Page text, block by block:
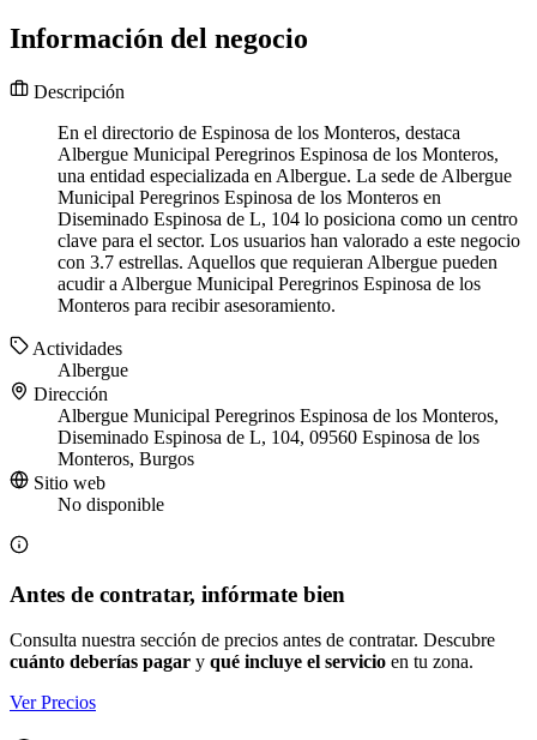
Información del negocio
Descripción
En el directorio de Espinosa de los Monteros, destaca
Albergue Municipal Peregrinos Espinosa de los Monteros,
una entidad especializada en Albergue. La sede de Albergue
Municipal Peregrinos Espinosa de los Monteros en
Diseminado Espinosa de L, 104 lo posiciona como un centro
clave para el sector. Los usuarios han valorado a este negocio
con 3.7 estrellas. Aquellos que requieran Albergue pueden
acudir a Albergue Municipal Peregrinos Espinosa de los
Monteros para recibir asesoramiento.
Actividades
Albergue
Dirección
Albergue Municipal Peregrinos Espinosa de los Monteros,
Diseminado Espinosa de L, 104, 09560 Espinosa de los
Monteros, Burgos
Sitio web
No disponible
Antes de contratar, infórmate bien
Consulta nuestra sección de precios antes de contratar. Descubre
cuánto deberías pagar y qué incluye el servicio en tu zona.
Ver Precios